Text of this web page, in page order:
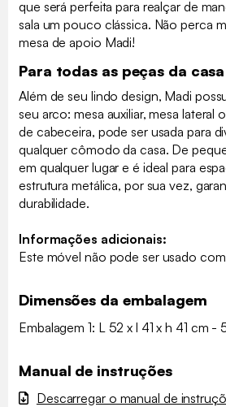
que será perfeita para realçar de
sala um pouco clássica. Não perca
mesa de apoio Madi!
Para todas as peças da casa
Além de seu lindo design, Madi
seu arco: mesa auxiliar, mesa lateral
de cabeceira, pode ser usada para
qualquer cômodo da casa. De
em qualquer lugar e é ideal para
estrutura metálica, por sua vez,
durabilidade.
Informações adicionais:
Este móvel não pode ser usado
Dimensões da embalagem
Embalagem 1: L 52 x l 41 x h 41 cm -
Manual de instruções
Descarregar o manual de